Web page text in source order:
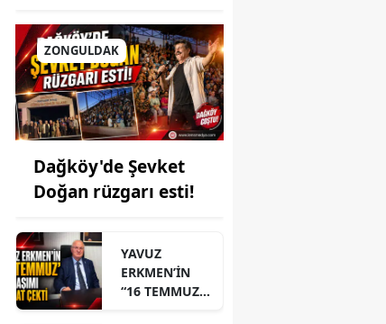
ZONGULDAK
Dağköy'de Şevket
Doğan rüzgarı esti!
YAVUZ
ERKMEN’İN
“16 TEMMUZ”